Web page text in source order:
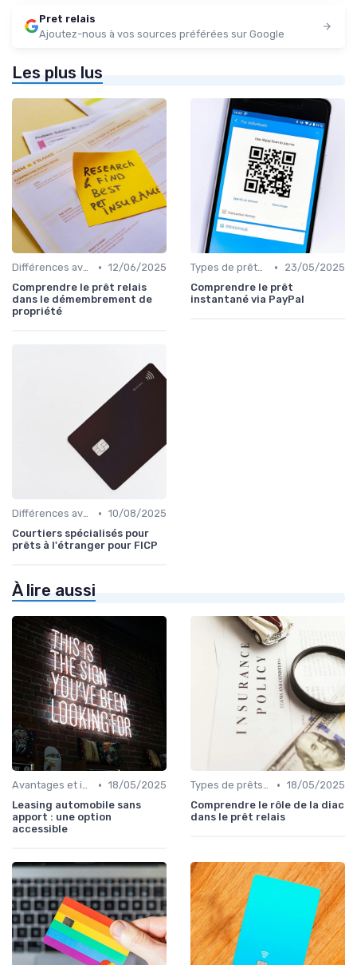
Pret relais
Ajoutez-nous à vos sources préférées sur Google
Les plus lus
Différences avec d'autres prêts immobiliers • 12/06/2025
Comprendre le prêt relais
dans le démembrement de
propriété
Types de prêts relais •
23/05/2025
Comprendre le prêt
instantané via PayPal
Différences avec d'autres prêts immobiliers • 10/08/2025
Courtiers spécialisés pour
prêts à l'étranger pour FICP
À lire aussi
Avantages et inconvénients • 18/05/2025
Leasing automobile sans
apport : une option
accessible
Types de prêts relais • 18/05/2025
Comprendre le rôle de la diac
dans le prêt relais